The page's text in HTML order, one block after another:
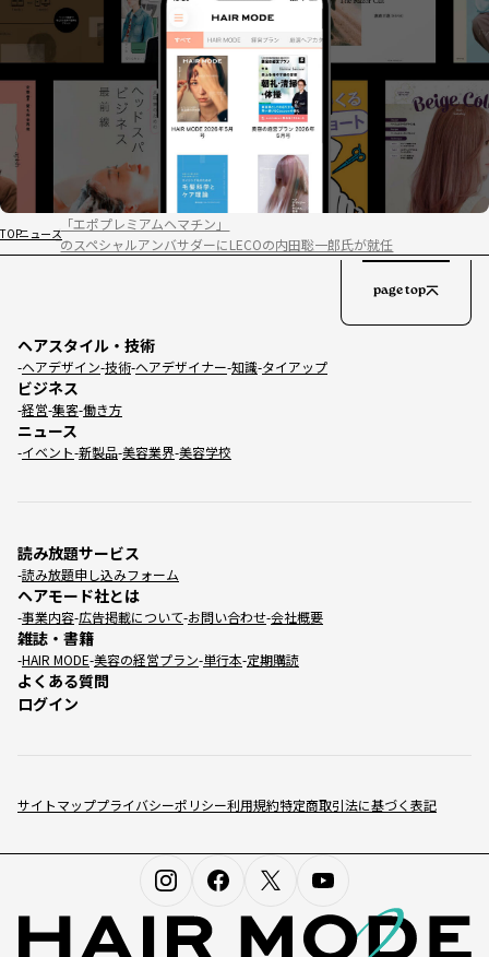
TOPニュース
「エポプレミアムヘマチン」
のスペシャルアンバサダーにLECOの内田聡一郎氏が就任
サイトマッププライバシーポリシー利用規約特定商取引法に基づく表記
ヘアスタイル・技術
ヘアデザイン 技術 ヘアデザイナー 知識 タイアップ
ビジネス
経営 集客 働き方
ニュース
イベント 新製品 美容業界 美容学校
読み放題サービス
読み放題申し込みフォーム
ヘアモード社とは
事業内容 広告掲載について お問い合わせ 会社概要
雑誌・書籍
HAIR MODE 美容の経営プラン 単行本 定期購読
よくある質問
ログイン
page top